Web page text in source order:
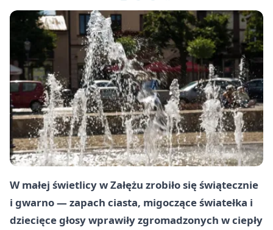
W małej świetlicy w Załężu zrobiło się świątecznie
i gwarno — zapach ciasta, migoczące światełka i
dziecięce głosy wprawiły zgromadzonych w ciepły